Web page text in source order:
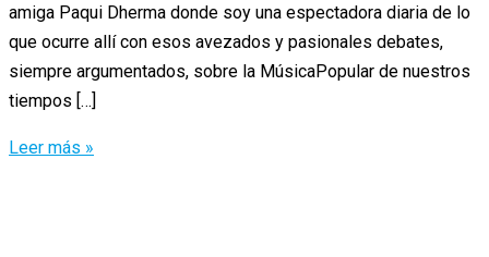
amiga Paqui Dherma donde soy una espectadora diaria de lo
que ocurre allí con esos avezados y pasionales debates,
siempre argumentados, sobre la MúsicaPopular de nuestros
tiempos […]
Donna
Leer más »